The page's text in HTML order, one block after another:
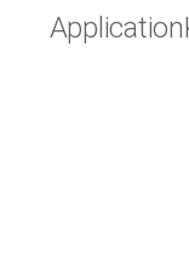
Application